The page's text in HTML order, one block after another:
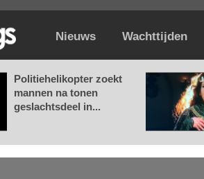
Nieuws Wachttijden
Politiehelikopter zoekt
mannen na tonen
geslachtsdeel in...